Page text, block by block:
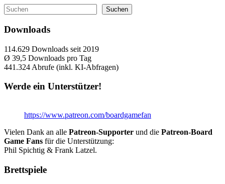
Suchen Suchen
Downloads
114.629 Downloads seit 2019
Ø 39,5 Downloads pro Tag
441.324 Abrufe (inkl. KI-Abfragen)
Werde ein Unterstützer!
https://www.patreon.com/boardgamefan
Vielen Dank an alle Patreon-Supporter und die Patreon-Board
Game Fans für die Unterstützung:
Phil Spichtig & Frank Latzel.
Brettspiele